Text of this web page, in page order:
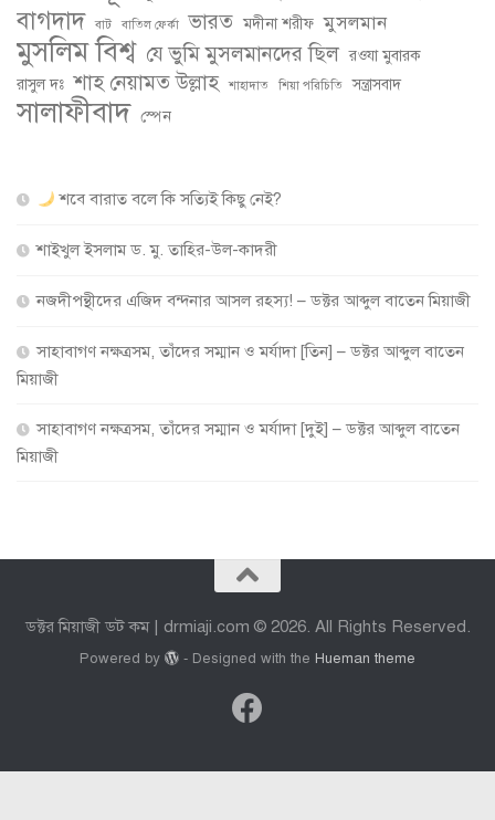
বাগদাদ বাট বাতিল ফের্কা ভারত মদীনা শরীফ মুসলমান
মুসলিম বিশ্ব যে ভুমি মুসলমানদের ছিল রওযা মুবারক
রাসুল দঃ শাহ নেয়ামত উল্লাহ শাহাদাত শিয়া পরিচিতি সন্ত্রাসবাদ
সালাফীবাদ স্পেন
শবে বারাত বলে কি সত্যিই কিছু নেই?
শাইখুল ইসলাম ড. মু. তাহির-উল-কাদরী
নজদীপন্থীদের এজিদ বন্দনার আসল রহস্য! – ডক্টর আব্দুল বাতেন মিয়াজী
সাহাবাগণ নক্ষত্রসম, তাঁদের সম্মান ও মর্যাদা [তিন] – ডক্টর আব্দুল বাতেন
মিয়াজী
সাহাবাগণ নক্ষত্রসম, তাঁদের সম্মান ও মর্যাদা [দুই] – ডক্টর আব্দুল বাতেন
মিয়াজী
ডক্টর মিয়াজী ডট কম | drmiaji.com © 2026. All Rights Reserved.
Powered by - Designed with the Hueman theme